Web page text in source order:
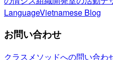
LanguageVietnamese Blog
お問い合わせ
クラスメソッドへの問い合わ